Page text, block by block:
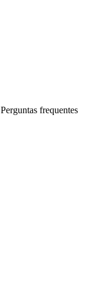
Perguntas frequentes